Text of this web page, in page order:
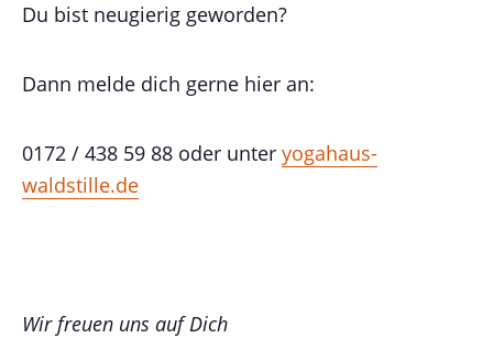
Du bist neugierig geworden?
Dann melde dich gerne hier an:
0172 / 438 59 88 oder unter yogahaus-
waldstille.de
Wir freuen uns auf Dich